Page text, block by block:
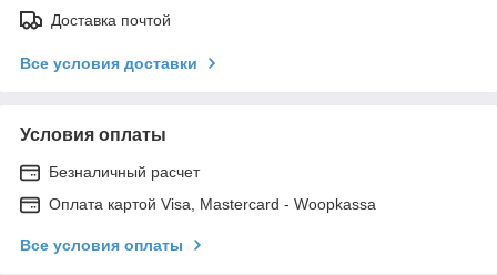
Доставка почтой
Все условия доставки
Условия оплаты
Безналичный расчет
Оплата картой Visa, Mastercard - Woopkassa
Все условия оплаты